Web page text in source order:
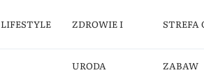
LIFESTYLE ZDROWIE I
URODA
STREFA
ZABAW